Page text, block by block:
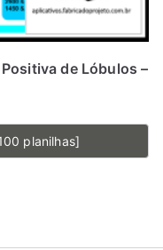
de Lóbulos –
planilhas]